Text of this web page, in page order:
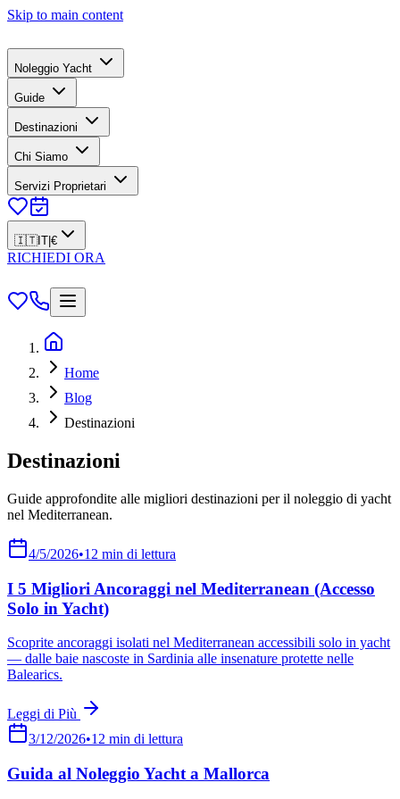
Skip to main content
Noleggio Yacht
Guide
Destinazioni
Chi Siamo
Servizi Proprietari
🇮🇹IT €
RICHIEDI ORA
Home
Blog
Destinazioni
Destinazioni
Guide approfondite alle migliori destinazioni per il noleggio di yacht
nel Mediterranean.
4/5/2026•12 min di lettura
I 5 Migliori Ancoraggi nel Mediterranean (Accesso
Solo in Yacht)
Scoprite ancoraggi isolati nel Mediterranean accessibili solo in yacht
— dalle baie nascoste in Sardinia alle insenature protette nelle
Balearics.
Leggi di Più
3/12/2026•12 min di lettura
Guida al Noleggio Yacht a Mallorca